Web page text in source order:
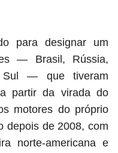
para designar um
— Brasil, Rússia,
— que tiveram
a partir da virada do
motores do próprio
depois de 2008, com
norte-americana e